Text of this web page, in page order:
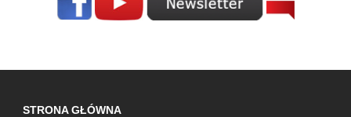
STRONA GŁÓWNA